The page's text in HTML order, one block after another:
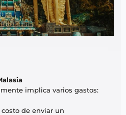
implica varios gastos:
costo de enviar un